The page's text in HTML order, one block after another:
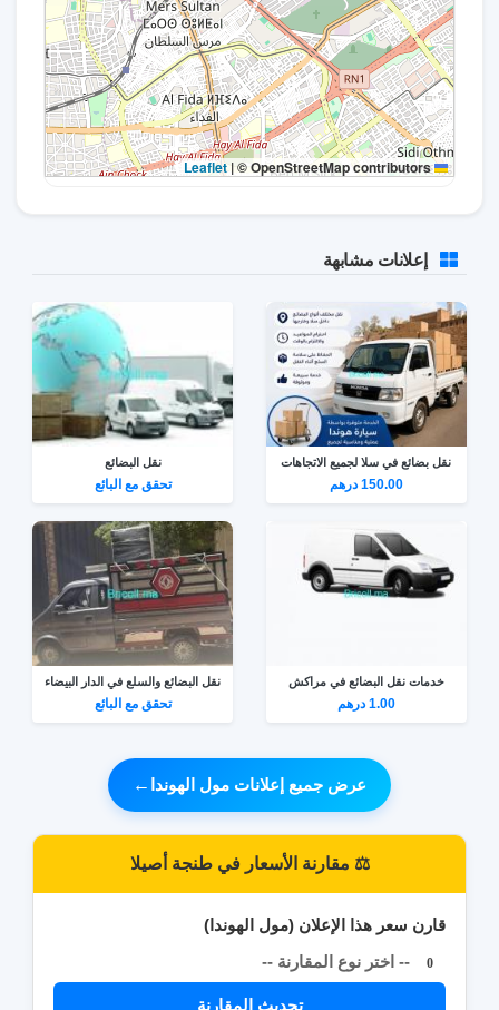
Leaflet
|© OpenStreetMap contributors
إعلانات مشابهة
نقل بضائع في سلا لجميع الاتجاهات
150.00 درهم
نقل البضائع
تحقق مع البائع
خدمات نقل البضائع في مراكش
1.00 درهم
نقل البضائع والسلع في الدار البيضاء
تحقق مع البائع
عرض جميع إعلانات مول الهوندا ←
⚖️ مقارنة الأسعار في طنجة أصيلا
قارن سعر هذا الإعلان (مول الهوندا)
-- اختر نوع المقارنة --
0
تحديث المقارنة